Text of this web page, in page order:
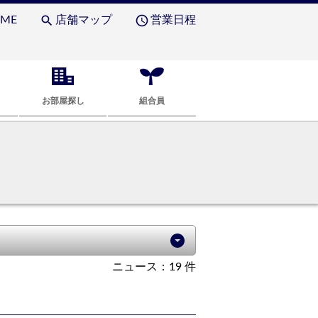
search 店舗マップ access_time営業日程
お部屋探し 組合員
ニュース：19 件